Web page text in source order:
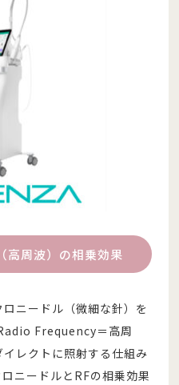
高周波）の相乗効果
ニードル（微細な針）を
Frequency＝高周
レクトに照射する仕組み
ニードルとRFの相乗効果